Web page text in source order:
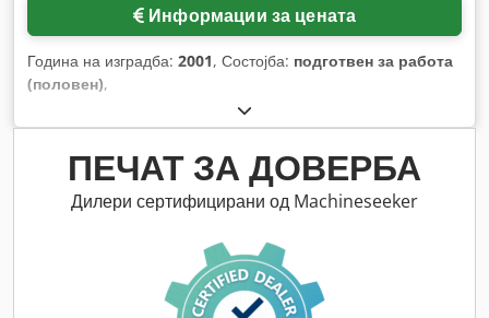
Информации за цената
Година на изградба: 2001, Состојба: подготвен за работа
(половен),
ПЕЧАТ ЗА ДОВЕРБА
Дилери сертифицирани од Machineseeker